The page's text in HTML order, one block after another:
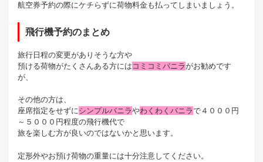
航空券予約の際にケチらずに荷物料金も払ってしまいましょう。
飛行機予約のまとめ
旅行日程の変更がありそうな方や
預ける荷物がたくさんある方には コミコミバニラがお勧めです
が、
その他の方は、
座席指定をせずにシンプルバニラやわくわくバニラで４０００円
～５０００円程度の飛行機代で
旅を楽しむ方が良いのではないかと思います。
定形外やお預け荷物の重量には十分注意してください。